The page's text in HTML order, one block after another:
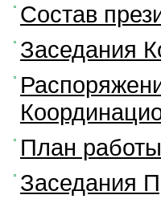
Состав
Заседания
План
Заседания